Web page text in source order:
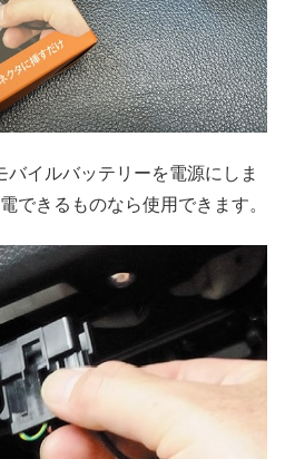
イルバッテリーを電源にしま
できるものなら使用できます。